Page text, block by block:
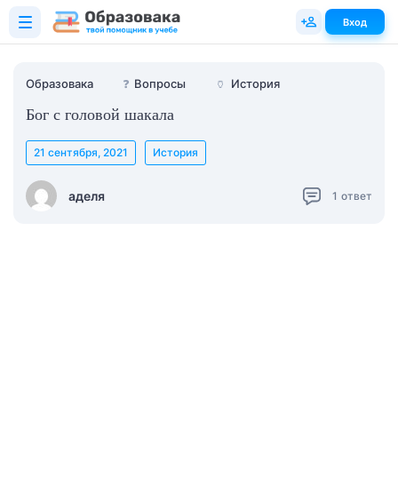
Образовака ❓ Вопросы 🏺 История
Бог с головой шакала
аделя
21 сентября, 2021 История
1 ответ
Вход